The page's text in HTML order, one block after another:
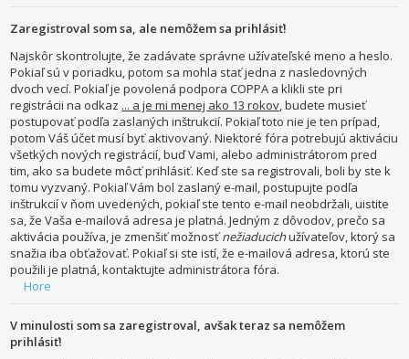
Zaregistroval som sa, ale nemôžem sa prihlásiť!
Najskôr skontrolujte, že zadávate správne užívateľské meno a heslo.
Pokiaľ sú v poriadku, potom sa mohla stať jedna z nasledovných
dvoch vecí. Pokiaľ je povolená podpora COPPA a klikli ste pri
registrácii na odkaz ... a je mi menej ako 13 rokov, budete musieť
postupovať podľa zaslaných inštrukcií. Pokiaľ toto nie je ten prípad,
potom Váš účet musí byť aktivovaný. Niektoré fóra potrebujú aktiváciu
všetkých nových registrácií, buď Vami, alebo administrátorom pred
tim, ako sa budete môcť prihlásiť. Keď ste sa registrovali, boli by ste k
tomu vyzvaný. Pokiaľ Vám bol zaslaný e-mail, postupujte podľa
inštrukcií v ňom uvedených, pokiaľ ste tento e-mail neobdržali, uistite
sa, že Vaša e-mailová adresa je platná. Jedným z dôvodov, prečo sa
aktivácia používa, je zmenšiť možnosťnežiaducichužívateľov, ktorý sa
snažia iba obťažovať. Pokiaľ si ste istí, že e-mailová adresa, ktorú ste
použili je platná, kontaktujte administrátora fóra.
Hore
V minulosti som sa zaregistroval, avšak teraz sa nemôžem
prihlásiť!